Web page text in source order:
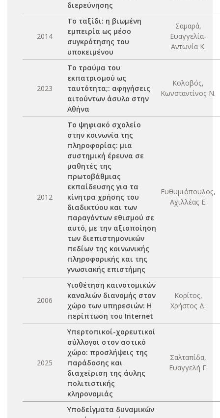
διερεύνησης
2014
Το ταξίδι: η βιωμένη
εμπειρία ως μέσο
συγκρότησης του
υποκειμένου
Σαμαρά,
Ευαγγελία-
Αντωνία Κ.
2023
Το τραύμα του
εκπατρισμού ως
ταυτότητα;: αφηγήσεις
αιτούντων άσυλο στην
Αθήνα
Κολοβός,
Κωνσταντίνος Ν.
2012
Το ψηφιακό σχολείο
στην κοινωνία της
πληροφορίας: μια
συστημική έρευνα σε
μαθητές της
πρωτοβάθμιας
εκπαίδευσης για τα
κίνητρα χρήσης του
διαδικτύου και των
παραγόντων εθισμού σε
αυτό, με την αξιοποίηση
των διεπιστημονικών
πεδίων της κοινωνικής
πληροφορικής και της
γνωσιακής επιστήμης
Ευθυμιόπουλος,
Αχιλλέας Ε.
2006
Υιοθέτηση καινοτομικών
καναλιών διανομής στον
χώρο των υπηρεσιών: Η
περίπτωση του Internet
Κορίτος,
Χρήστος Δ.
2025
Υπερτοπικοί-χορευτικοί
σύλλογοι στον αστικό
χώρο: προσλήψεις της
παράδοσης και
διαχείριση της άυλης
πολιτιστικής
κληρονομιάς
Σαλταπίδα,
Ευαγγελή Γ.
Υποδείγματα δυναμικών